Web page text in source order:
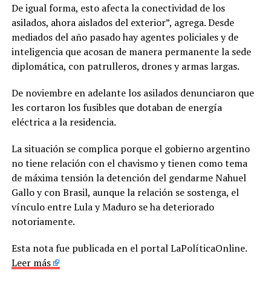
De igual forma, esto afecta la conectividad de los
asilados, ahora aislados del exterior”, agrega. Desde
mediados del año pasado hay agentes policiales y de
inteligencia que acosan de manera permanente la sede
diplomática, con patrulleros, drones y armas largas.
De noviembre en adelante los asilados denunciaron que
les cortaron los fusibles que dotaban de energía
eléctrica a la residencia.
La situación se complica porque el gobierno argentino
no tiene relación con el chavismo y tienen como tema
de máxima tensión la detención del gendarme Nahuel
Gallo y con Brasil, aunque la relación se sostenga, el
vínculo entre Lula y Maduro se ha deteriorado
notoriamente.
Esta nota fue publicada en el portal LaPolíticaOnline.
Leer más